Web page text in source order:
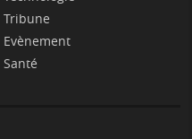
Tribune
Evènement
Santé